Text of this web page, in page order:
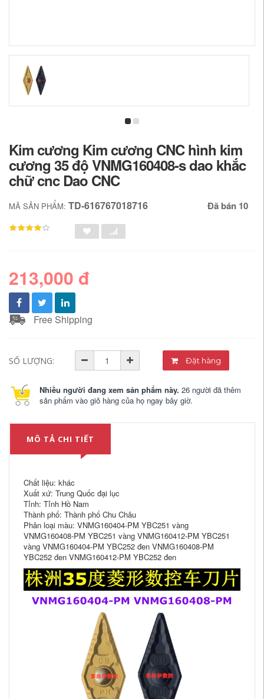
Kim cương Kim cương CNC hình kim
cương 35 độ VNMG160408-s dao khắc
chữ cnc Dao CNC
MÃ SẢN PHẨM: TD-616767018716 Đã bán 10
213,000 đ
Free Shipping
SỐ LƯỢNG: Đặt hàng
Nhiều người đang xem sản phẩm này. 26 người đã thêm
sản phẩm vào giỏ hàng của họ ngay bây giờ.
MÔ TẢ CHI TIẾT
Chất liệu: khác
Xuất xứ: Trung Quốc đại lục
Tỉnh: Tỉnh Hồ Nam
Thành phố: Thành phố Chu Châu
Phân loại màu: VNMG160404-PM YBC251 vàng
VNMG160408-PM YBC251 vàng VNMG160412-PM YBC251
vàng VNMG160404-PM YBC252 đen VNMG160408-PM
YBC252 đen VNMG160412-PM YBC252 đen